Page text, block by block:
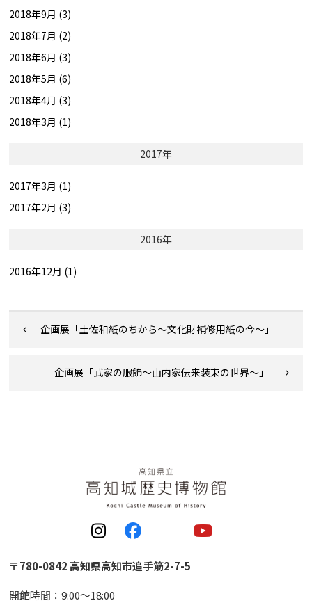
2018年9月 (3)
2018年7月 (2)
2018年6月 (3)
2018年5月 (6)
2018年4月 (3)
2018年3月 (1)
2017年
2017年3月 (1)
2017年2月 (3)
2016年
2016年12月 (1)
企画展「土佐和紙のちから～文化財補修用紙の今～」
企画展「武家の服飾～山内家伝来装束の世界～」
〒780-0842 高知県高知市追手筋2-7-5
開館時間：9:00〜18:00